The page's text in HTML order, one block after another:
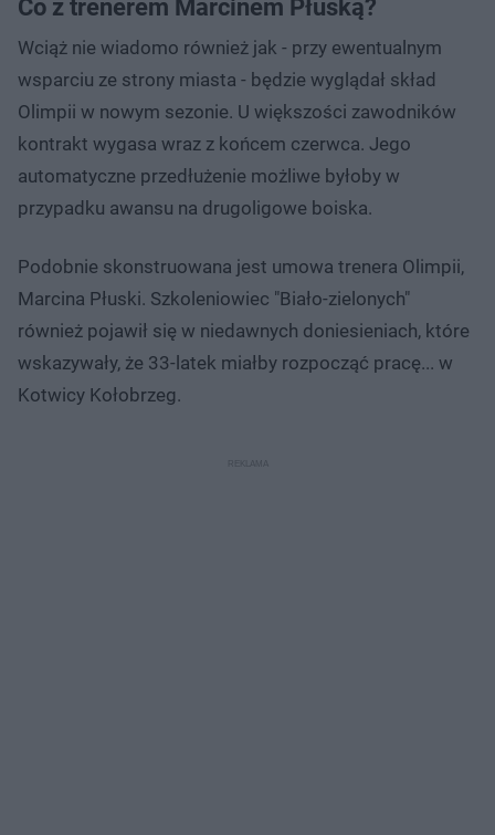
Co z trenerem Marcinem Płuską?
Wciąż nie wiadomo również jak - przy ewentualnym
wsparciu ze strony miasta - będzie wyglądał skład
Olimpii w nowym sezonie. U większości zawodników
kontrakt wygasa wraz z końcem czerwca. Jego
automatyczne przedłużenie możliwe byłoby w
przypadku awansu na drugoligowe boiska.
Podobnie skonstruowana jest umowa trenera Olimpii,
Marcina Płuski. Szkoleniowiec "Biało-zielonych"
również pojawił się w niedawnych doniesieniach, które
wskazywały, że 33-latek miałby rozpocząć pracę... w
Kotwicy Kołobrzeg.